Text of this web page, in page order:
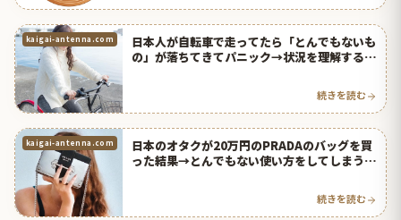
kaigai-antenna.com
日本人が自転車で走ってたら「とんでもないも
の」が落ちてきてパニック→状況を理解するの
続きを読む
kaigai-antenna.com
日本のオタクが20万円のPRADAのバッグを買
った結果→とんでもない使い方をしてしまうｗ
続きを読む